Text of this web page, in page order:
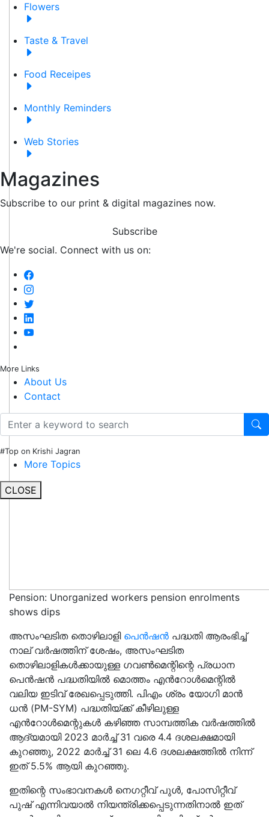
Flowers
Taste & Travel
Food Receipes
Monthly Reminders
Web Stories
Magazines
Subscribe to our print & digital magazines now.
Subscribe
We're social. Connect with us on:
More Links
About Us
Contact
#Top on Krishi Jagran
More Topics
CLOSE
Pension: Unorganized workers pension enrolments
shows dips
അസംഘടിത തൊഴിലാളി പെൻഷൻ പദ്ധതി ആരംഭിച്ച്
നാല് വർഷത്തിന് ശേഷം, അസംഘടിത
തൊഴിലാളികൾക്കായുള്ള ഗവൺമെന്റിന്റെ പ്രധാന
പെൻഷൻ പദ്ധതിയിൽ മൊത്തം എൻറോൾമെന്റിൽ
വലിയ ഇടിവ് രേഖപ്പെടുത്തി. പിഎം ശ്രം യോഗി മാൻ
ധൻ (PM-SYM) പദ്ധതിയ്ക്ക് കീഴിലുള്ള
എൻറോൾമെന്റുകൾ കഴിഞ്ഞ സാമ്പത്തിക വർഷത്തിൽ
ആദ്യമായി 2023 മാർച്ച് 31 വരെ 4.4 ദശലക്ഷമായി
കുറഞ്ഞു, 2022 മാർച്ച് 31 ലെ 4.6 ദശലക്ഷത്തിൽ നിന്ന്
ഇത് 5.5% ആയി കുറഞ്ഞു.
ഇതിന്റെ സംഭാവനകൾ നെഗറ്റീവ് പുൾ, പോസിറ്റീവ്
പുഷ് എന്നിവയാൽ നിയന്ത്രിക്കപ്പെടുന്നതിനാൽ ഇത്